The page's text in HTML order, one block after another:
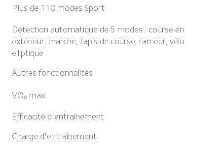
Plus de 110 modes Sport
Détection automatique de 5 modes : course en
extérieur, marche, tapis de course, rameur, vélo
elliptique
Autres fonctionnalités
VO₂ max
Efficacité d'entraînement
Charge d'entraînement